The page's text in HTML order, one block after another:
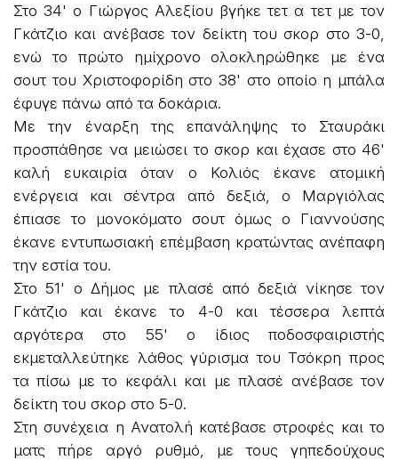
Στο 34' ο Γιώργος Αλεξίου βγήκε τετ α τετ με τον
Γκάτζιο και ανέβασε τον δείκτη του σκορ στο 3-0,
ενώ το πρώτο ημίχρονο ολοκληρώθηκε με ένα
σουτ του Χριστοφορίδη στο 38' στο οποίο η μπάλα
έφυγε πάνω από τα δοκάρια.
Με την έναρξη της επανάληψης το Σταυράκι
προσπάθησε να μειώσει το σκορ και έχασε στο 46'
καλή ευκαιρία όταν ο Κολιός έκανε ατομική
ενέργεια και σέντρα από δεξιά, ο Μαργιόλας
έπιασε το μονοκόματο σουτ όμως ο Γιαννούσης
έκανε εντυπωσιακή επέμβαση κρατώντας ανέπαφη
την εστία του.
Στο 51' ο Δήμος με πλασέ από δεξιά νίκησε τον
Γκάτζιο και έκανε το 4-0 και τέσσερα λεπτά
αργότερα στο 55' ο ίδιος ποδοσφαιριστής
εκμεταλλεύτηκε λάθος γύρισμα του Τσόκρη προς
τα πίσω με το κεφάλι και με πλασέ ανέβασε τον
δείκτη του σκορ στο 5-0.
Στη συνέχεια η Ανατολή κατέβασε στροφές και το
ματς πήρε αργό ρυθμό, με τους γηπεδούχους